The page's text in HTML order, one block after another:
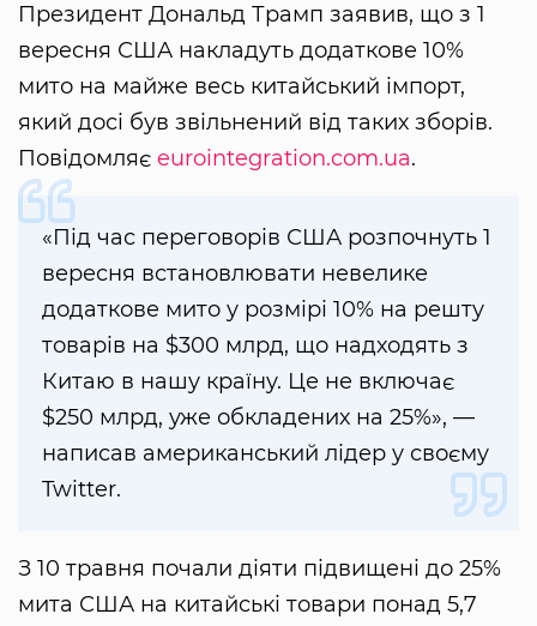
Президент Дональд Трамп заявив, що з 1
вересня США накладуть додаткове 10%
мито на майже весь китайський імпорт,
який досі був звільнений від таких зборів.
Повідомляє eurointegration.com.ua.
«Під час переговорів США розпочнуть 1
вересня встановлювати невелике
додаткове мито у розмірі 10% на решту
товарів на $300 млрд, що надходять з
Китаю в нашу країну. Це не включає
$250 млрд, уже обкладених на 25%», —
написав американський лідер у своєму
Twitter.
З 10 травня почали діяти підвищені до 25%
мита США на китайські товари понад 5,7